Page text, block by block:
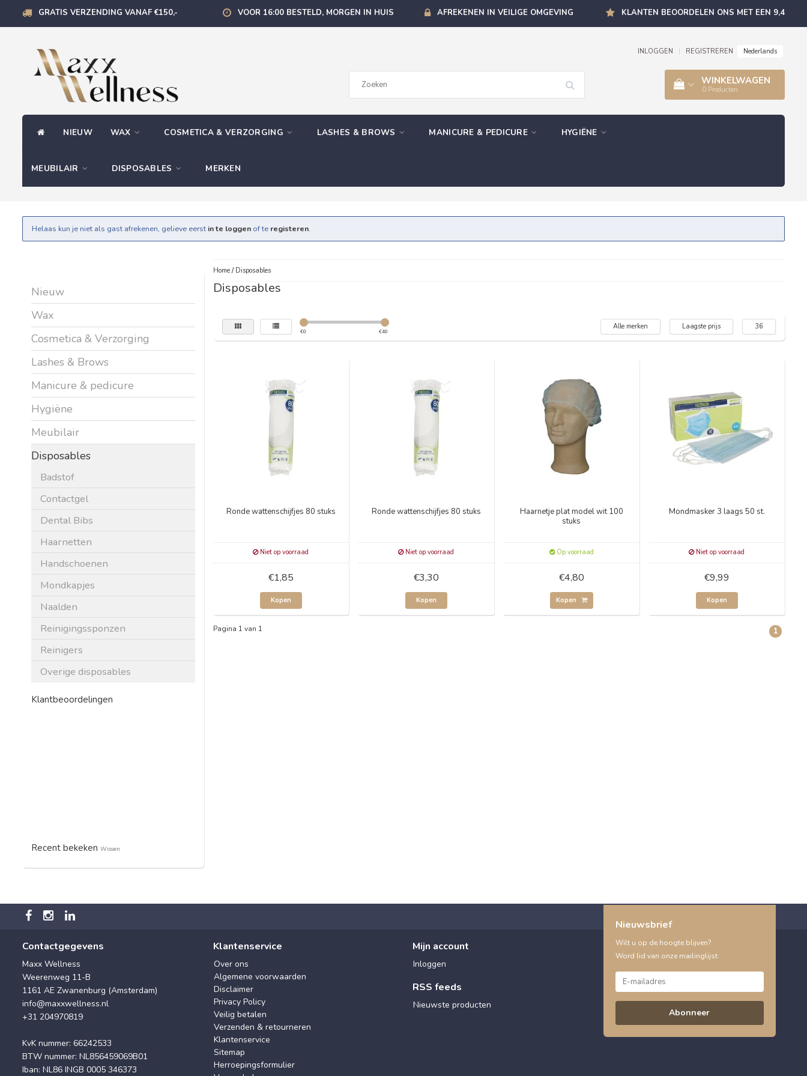
GRATIS VERZENDING VANAF €150,- VOOR 16:00 BESTELD, MORGEN IN HUIS AFREKENEN IN VEILIGE OMGEVING KLANTEN BEOORDELEN ONS MET EEN 9,4
INLOGGEN REGISTREREN Nederlands
WINKELWAGEN
0 Producten
NIEUW WAX COSMETICA & VERZORGING LASHES & BROWS MANICURE & PEDICURE HYGIËNE
MEUBILAIR DISPOSABLES MERKEN
Helaas kun je niet als gast afrekenen, gelieve eerst in te loggen of te registeren.
Nieuw
Wax
Cosmetica & Verzorging
Lashes & Brows
Manicure & pedicure
Hygiëne
Meubilair
Disposables
Badstof
Contactgel
Dental Bibs
Haarnetten
Handschoenen
Mondkapjes
Naalden
Reinigingssponzen
Reinigers
Overige disposables
Klantbeoordelingen
Recent bekeken Wissen
Home/ Disposables
Disposables
€0 €40
Alle merken Laagste prijs 36
Ronde wattenschijfjes 80 stuks
Niet op voorraad
€1,85
Kopen
Ronde wattenschijfjes 80 stuks
Niet op voorraad
€3,30
Kopen
Haarnetje plat model wit 100
stuks
Op voorraad
€4,80
Kopen
Mondmasker 3 laags 50 st.
Niet op voorraad
€9,99
Kopen
Pagina 1 van 1 1
Contactgegevens
Maxx Wellness
Weerenweg 11-B
1161 AE Zwanenburg (Amsterdam)
info@maxxwellness.nl
+31 204970819
KvK nummer: 66242533
BTW nummer: NL856459069B01
Iban: NL86 INGB 0005 346373
Klantenservice
Over ons
Algemene voorwaarden
Disclaimer
Privacy Policy
Veilig betalen
Verzenden & retourneren
Klantenservice
Sitemap
Herroepingsformulier
Mijn account
Inloggen
RSS feeds
Nieuwste producten
Nieuwsbrief
Wilt u op de hoogte blijven?
Word lid van onze mailinglijst:
Abonneer